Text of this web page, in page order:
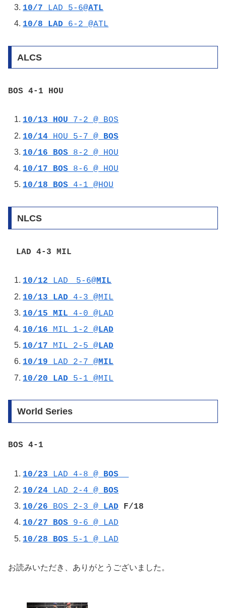
10/7 LAD 5-6@ATL
10/8
LAD 6-2 @ATL
ALCS
BOS 4-1 HOU
10/13 HOU 7-2 @ BOS
10/14 HOU 5-7 @
BOS
10/16
BOS 8-2 @ HOU
10/17
BOS 8-6 @ HOU
10/18
BOS 4-1 @HOU
NLCS
LAD 4-3 MIL
10/12 LAD 5-6@MIL
10/13
LAD 4-3 @MIL
10/15
MIL 4-0 @LAD
10/16 MIL 1-2 @LAD
10/17 MIL 2-5 @LAD
10/19 LAD 2-7 @MIL
10/20
LAD 5-1 @MIL
World Series
BOS 4-1
10/23 LAD 4-8 @ BOS
10/24 LAD 2-4 @ BOS
10/26 BOS 2-3 @ LAD F/18
10/27
BOS 9-6 @ LAD
10/28
BOS 5-1 @ LAD
お読みいただき、ありがとうございました。